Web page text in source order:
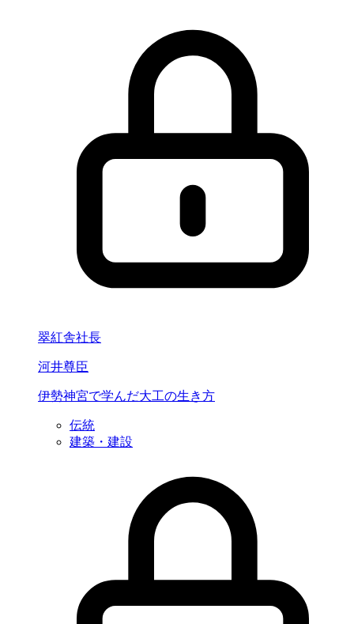
翠紅舎社長
河井尊臣
伊勢神宮で学んだ大工の生き方
伝統
建築・建設